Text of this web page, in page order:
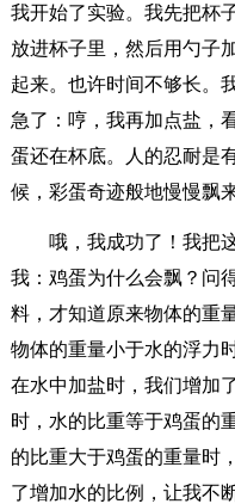
我开始了实验。我先把杯
放进杯子里，然后用勺子
起来。也许时间不够长。
急了：哼，我再加点盐，
蛋还在杯底。人的忍耐是
候，彩蛋奇迹般地慢慢飘来
哦，我成功了！我把
我：鸡蛋为什么会飘？问
料，才知道原来物体的重
物体的重量小于水的浮力
在水中加盐时，我们增加
时，水的比重等于鸡蛋的
的比重大于鸡蛋的重量时
了增加水的比例，让我不